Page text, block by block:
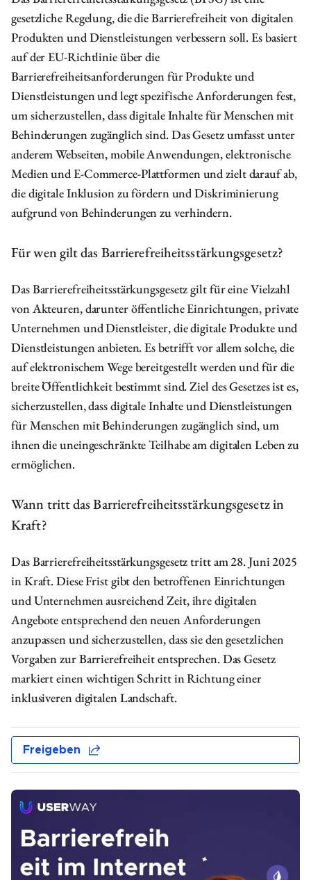
gesetzliche Regelung, die die Barrierefreiheit von digitalen
Produkten und Dienstleistungen verbessern soll. Es basiert
auf der EU-Richtlinie über die
Barrierefreiheitsanforderungen für Produkte und
Dienstleistungen und legt spezifische Anforderungen fest,
um sicherzustellen, dass digitale Inhalte für Menschen mit
Behinderungen zugänglich sind. Das Gesetz umfasst unter
anderem Webseiten, mobile Anwendungen, elektronische
Medien und E-Commerce-Plattformen und zielt darauf ab,
die digitale Inklusion zu fördern und Diskriminierung
aufgrund von Behinderungen zu verhindern.
Für wen gilt das Barrierefreiheitsstärkungsgesetz?
Das Barrierefreiheitsstärkungsgesetz gilt für eine Vielzahl
von Akteuren, darunter öffentliche Einrichtungen, private
Unternehmen und Dienstleister, die digitale Produkte und
Dienstleistungen anbieten. Es betrifft vor allem solche, die
auf elektronischem Wege bereitgestellt werden und für die
breite Öffentlichkeit bestimmt sind. Ziel des Gesetzes ist es,
sicherzustellen, dass digitale Inhalte und Dienstleistungen
für Menschen mit Behinderungen zugänglich sind, um
ihnen die uneingeschränkte Teilhabe am digitalen Leben zu
ermöglichen.
Wann tritt das Barrierefreiheitsstärkungsgesetz in
Kraft?
Das Barrierefreiheitsstärkungsgesetz tritt am 28. Juni 2025
in Kraft. Diese Frist gibt den betroffenen Einrichtungen
und Unternehmen ausreichend Zeit, ihre digitalen
Angebote entsprechend den neuen Anforderungen
anzupassen und sicherzustellen, dass sie den gesetzlichen
Vorgaben zur Barrierefreiheit entsprechen. Das Gesetz
markiert einen wichtigen Schritt in Richtung einer
inklusiveren digitalen Landschaft.
Freigeben